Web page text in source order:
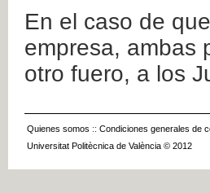
En el caso de
empresa, ambas
otro fuero, a los
Quienes somos :: Condiciones generales de
Universitat Politècnica de València © 2012